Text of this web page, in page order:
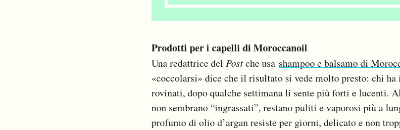
Prodotti per i capelli di Moroccanoil
Una redattrice del Postche usa shampoo e balsamo di
«coccolarsi» dice che il risultato si vede molto presto: chi
rovinati, dopo qualche settimana li sente più forti e lucenti.
non sembrano “ingrassati”, restano puliti e vaporosi più a
profumo di olio d’argan resiste per giorni, delicato e non